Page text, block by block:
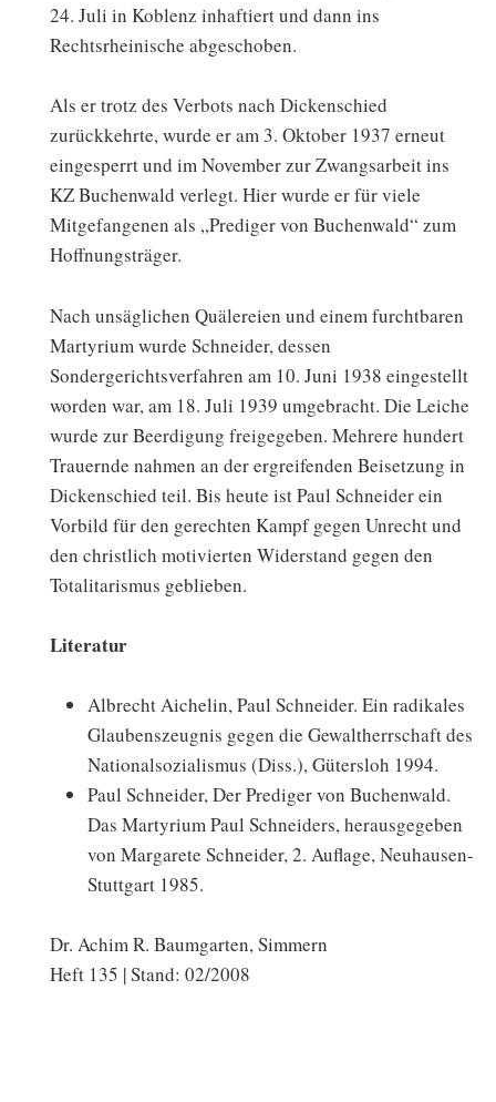
24. Juli in Koblenz inhaftiert und dann ins
Rechtsrheinische abgeschoben.
Als er trotz des Verbots nach Dickenschied
zurückkehrte, wurde er am 3. Oktober 1937 erneut
eingesperrt und im November zur Zwangsarbeit ins
KZ Buchenwald verlegt. Hier wurde er für viele
Mitgefangenen als „Prediger von Buchenwald“ zum
Hoffnungsträger.
Nach unsäglichen Quälereien und einem furchtbaren
Martyrium wurde Schneider, dessen
Sondergerichtsverfahren am 10. Juni 1938 eingestellt
worden war, am 18. Juli 1939 umgebracht. Die Leiche
wurde zur Beerdigung freigegeben. Mehrere hundert
Trauernde nahmen an der ergreifenden Beisetzung in
Dickenschied teil. Bis heute ist Paul Schneider ein
Vorbild für den gerechten Kampf gegen Unrecht und
den christlich motivierten Widerstand gegen den
Totalitarismus geblieben.
Literatur
Albrecht Aichelin, Paul Schneider. Ein radikales
Glaubenszeugnis gegen die Gewaltherrschaft des
Nationalsozialismus (Diss.), Gütersloh 1994.
Paul Schneider, Der Prediger von Buchenwald.
Das Martyrium Paul Schneiders, herausgegeben
von Margarete Schneider, 2. Auflage, Neuhausen-
Stuttgart 1985.
Dr. Achim R. Baumgarten, Simmern
Heft 135 | Stand: 02/2008